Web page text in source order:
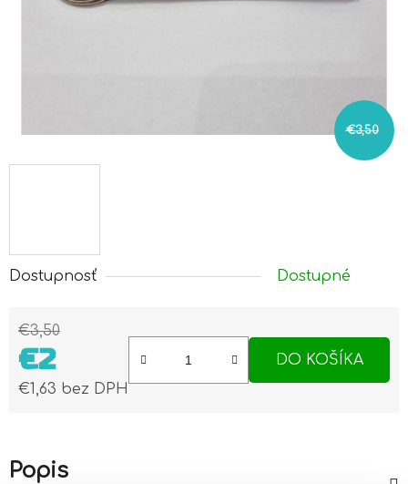
Dostupnosť Dostupné
€3,50
€2
€1,63 bez DPH
DO KOŠÍKA
€3,50
Popis